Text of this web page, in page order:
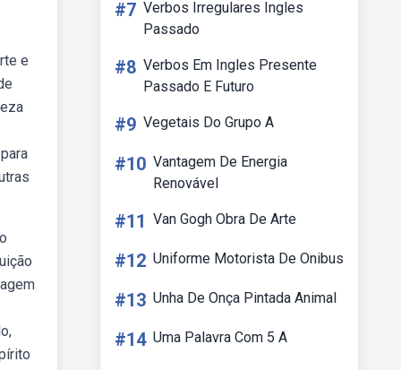
e
#7 Verbos Irregulares Ingles
Passado
#8 Verbos Em Ingles Presente
Passado E Futuro
#9 Vegetais Do Grupo A
#10 Vantagem De Energia
Renovável
#11 Van Gogh Obra De Arte
#12 Uniforme Motorista De Onibus
#13 Unha De Onça Pintada Animal
#14 Uma Palavra Com 5 A